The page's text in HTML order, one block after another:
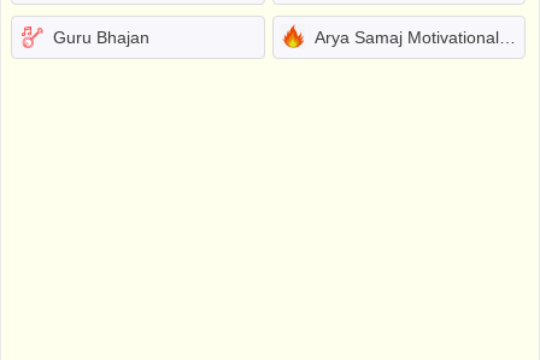
Guru Bhajan Arya Samaj Motivational Bhajans